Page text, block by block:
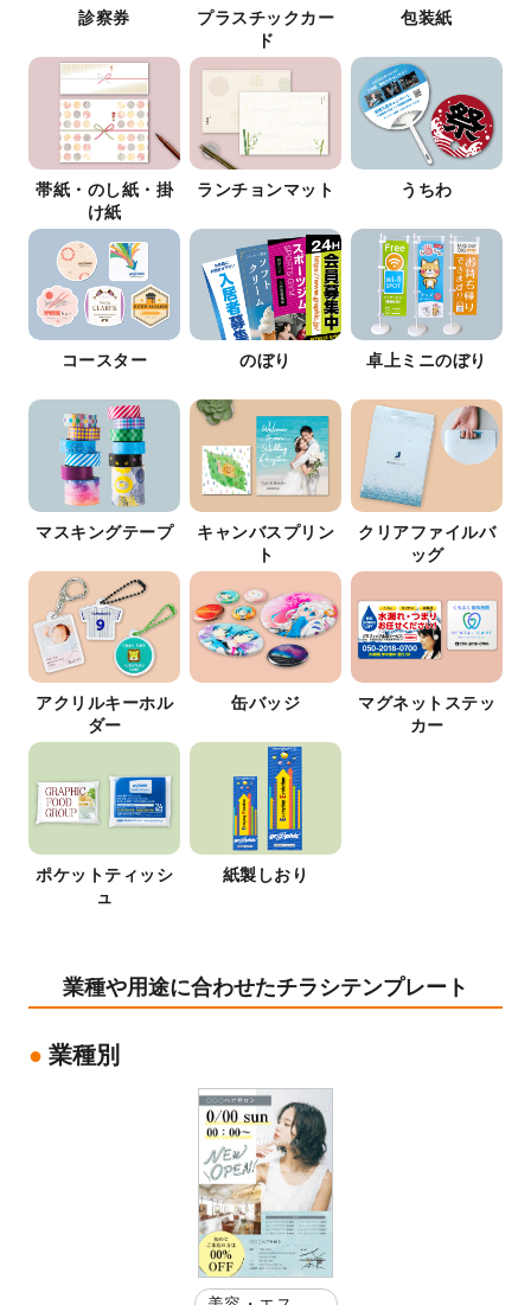
診察券
プラスチックカー
ド
包装紙
帯紙・のし紙・掛
け紙
ランチョンマット うちわ
コースター のぼり 卓上ミニのぼり
マスキングテープ
キャンバスプリン
ト
クリアファイルバ
ッグ
アクリルキーホル
ダー
缶バッジ
マグネットステッ
カー
ポケットティッシ
ュ
紙製しおり
業種や用途に合わせたチラシテンプレート
業種別